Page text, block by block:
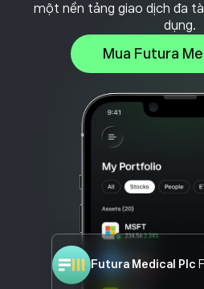
một nền tảng giao dịch đa
dụng.
Mua Futura
Futura Medical Plc